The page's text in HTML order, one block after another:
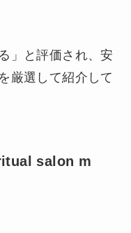
」と評価され、安
厳選して紹介して
salon m